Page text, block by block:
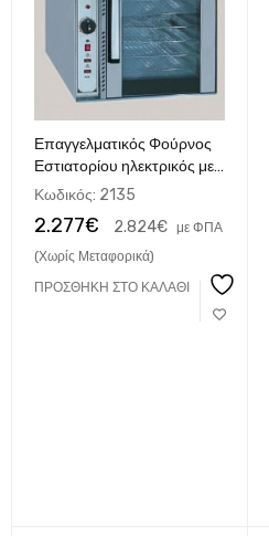
Επαγγελματικός Φούρνος
Εστιατορίου ηλεκτρικός με
αέρα για 8 ταψιά 60x40 cm
Κωδικός: 2135
2.277€ 2.824€ με ΦΠΑ
(Χωρίς Μεταφορικά)
ΠΡΟΣΘΉΚΗ ΣΤΟ ΚΑΛΆΘΙ